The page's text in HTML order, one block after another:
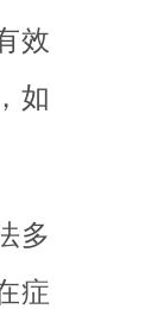
效
如
多
症